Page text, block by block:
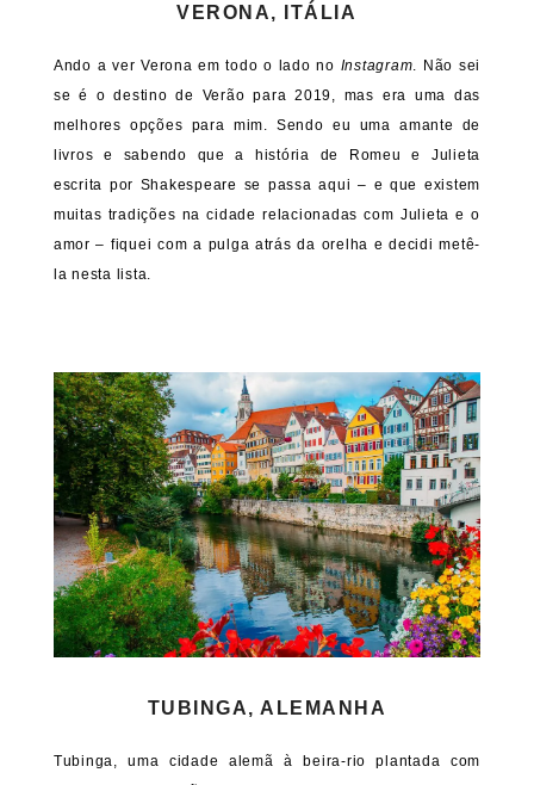
VERONA, ITÁLIA
Ando a ver Verona em todo o lado no Instagram . Não sei
se é o destino de Verão para 2019, mas era uma das
melhores opções para mim. Sendo eu uma amante de
livros e sabendo que a história de Romeu e Julieta
escrita por Shakespeare se passa aqui – e que existem
muitas tradições na cidade relacionadas com Julieta e o
amor – fiquei com a pulga atrás da orelha e decidi metê-
la nesta lista.
TUBINGA, ALEMANHA
Tubinga, uma cidade alemã à beira-rio plantada com